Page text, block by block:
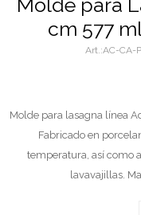
Molde para
cm 577
AC-CA-
Molde para lasagna línea
Fabricado en
temperatura, así como
lavavajillas.